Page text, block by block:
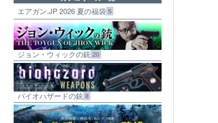
エアガン.JP 2026 夏の福袋 5
ジョン・ウィックの銃 20
バイオハザードの銃 8